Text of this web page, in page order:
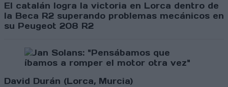
El catalán logra la victoria en Lorca dentro de
la Beca R2 superando problemas mecánicos en
su Peugeot 208 R2
David Durán (Lorca, Murcia)